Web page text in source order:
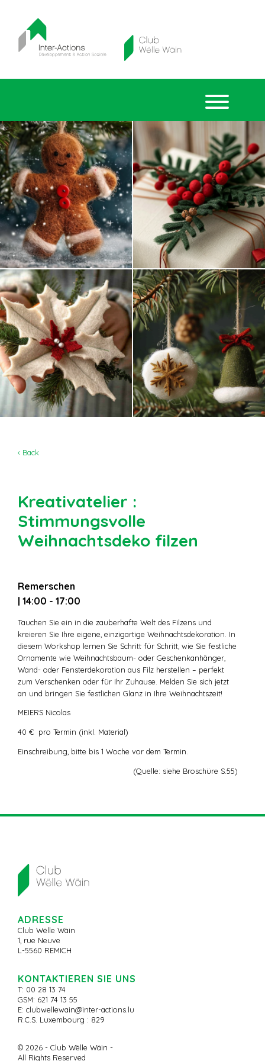
‹ Back
Kreativatelier :
Stimmungsvolle
Weihnachtsdeko filzen
Remerschen
| 14:00 - 17:00
Tauchen Sie ein in die zauberhafte Welt des Filzens und
kreieren Sie Ihre eigene, einzigartige Weihnachtsdekoration. In
diesem Workshop lernen Sie Schritt für Schritt, wie Sie festliche
Ornamente wie Weihnachtsbaum- oder Geschenkanhänger,
Wand- oder Fensterdekoration aus Filz herstellen – perfekt
zum Verschenken oder für Ihr Zuhause. Melden Sie sich jetzt
an und bringen Sie festlichen Glanz in Ihre Weihnachtszeit!
MEIERS Nicolas
40 € pro Termin (inkl. Material)
Einschreibung, bitte bis 1 Woche vor dem Termin.
(Quelle: siehe Broschüre S.55)
ADRESSE
Club Wëlle Wäin
1, rue Neuve
L-5560 REMICH
KONTAKTIEREN SIE UNS
T: 00 28 13 74
GSM: 621 74 13 55
E: clubwellewain@inter-actions.lu
R.C.S. Luxembourg : 829
© 2026 - Club Wëlle Wäin -
All Rights Reserved